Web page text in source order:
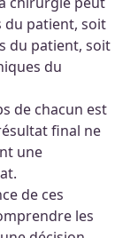
du patient, soit
du patient, soit
du
de chacun est
final ne
une
de ces
les